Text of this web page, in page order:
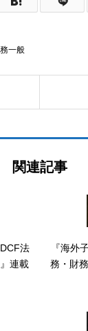
一般
関連記事
法
連載
『海外
務・財